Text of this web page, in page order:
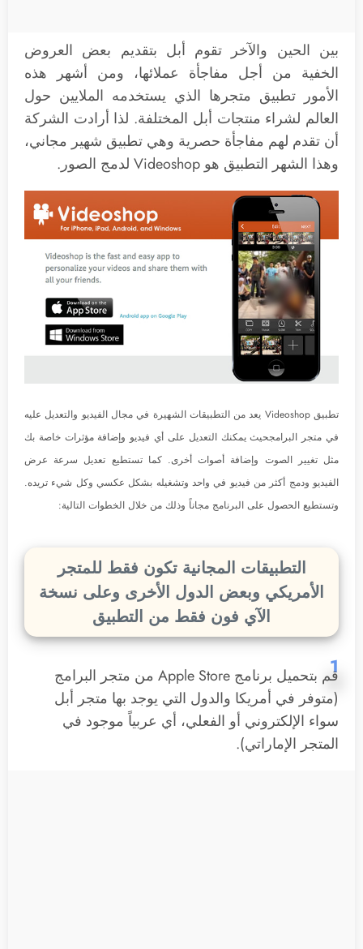
بين الحين والآخر تقوم أبل بتقديم بعض العروض
الخفية من أجل مفاجأة عملائها، ومن أشهر هذه
الأمور تطبيق متجرها الذي يستخدمه الملايين حول
العالم لشراء منتجات أبل المختلفة. لذا أرادت الشركة
أن تقدم لهم مفاجأة حصرية وهي تطبيق شهير مجاني،
وهذا الشهر التطبيق هو Videoshop لدمج الصور.
تطبيق Videoshop يعد من التطبيقات الشهيرة في مجال الفيديو والتعديل عليه
في متجر البرامجحيث يمكنك التعديل على أي فيديو وإضافة مؤثرات خاصة بك
مثل تغيير الصوت وإضافة أصوات أخرى. كما تستطيع تعديل سرعة عرض
الفيديو ودمج أكثر من فيديو في واحد وتشغيله بشكل عكسي وكل شيء تريده.
وتستطيع الحصول على البرنامج مجاناً وذلك من خلال الخطوات التالية:
التطبيقات المجانية تكون فقط للمتجر
الأمريكي وبعض الدول الأخرى وعلى نسخة
الآي فون فقط من التطبيق
1
قم بتحميل برنامج Apple Store من متجر البرامج
(متوفر في أمريكا والدول التي يوجد بها متجر أبل
سواء الإلكتروني أو الفعلي، أي عربياً موجود في
المتجر الإماراتي).